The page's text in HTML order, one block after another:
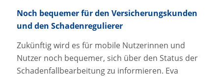
Noch bequemer für den Versicherungskunden
und den Schadenregulierer
Zukünftig wird es für mobile Nutzerinnen und
Nutzer noch bequemer, sich über den Status der
Schadenfallbearbeitung zu informieren. Eva